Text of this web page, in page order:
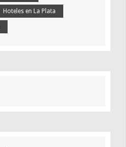
Hoteles en La Plata